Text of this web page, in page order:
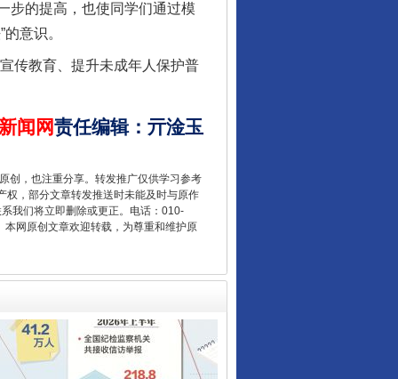
步的提高，也使同学们通过模
意识。
传教育、提升未成年人保护普
闻网责任编辑： 亓淦玉
创，也注重分享。转发推广仅供学习参考
权，部分文章转发推送时未能及时与原作
我们将立即删除或更正。电话：010-
网原创文章欢迎转载，为尊重和维护原